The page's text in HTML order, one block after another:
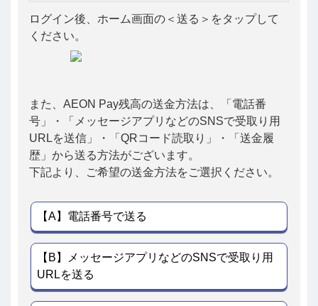
ログイン後、ホーム画面の＜送る＞をタップして
ください。
また、AEON Pay残高の送金方法は、「電話番
号」・「メッセージアプリなどのSNSで受取り用
URLを送信」・「QRコード読取り」・「送金履
歴」から送る方法がございます。
下記より、ご希望の送金方法をご選択ください。
【A】電話番号で送る
【B】メッセージアプリなどのSNSで受取り用
URLを送る